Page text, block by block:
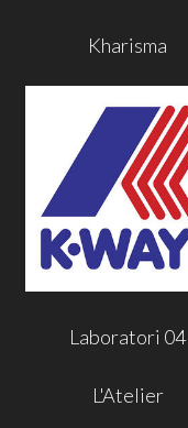
Kharisma
Laboratori 04
L'Atelier